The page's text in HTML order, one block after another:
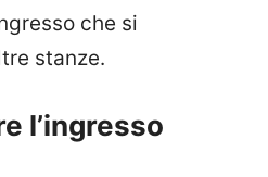
che si
stanze.
l’ingresso